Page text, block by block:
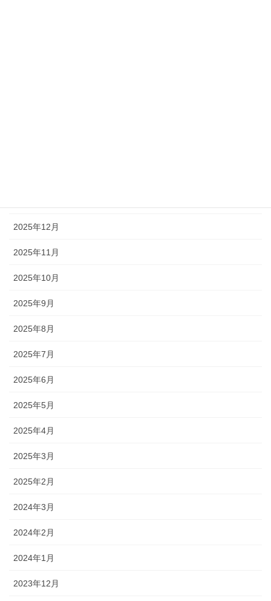
2025年12月
2025年11月
2025年10月
2025年9月
2025年8月
2025年7月
2025年6月
2025年5月
2025年4月
2025年3月
2025年2月
2024年3月
2024年2月
2024年1月
2023年12月